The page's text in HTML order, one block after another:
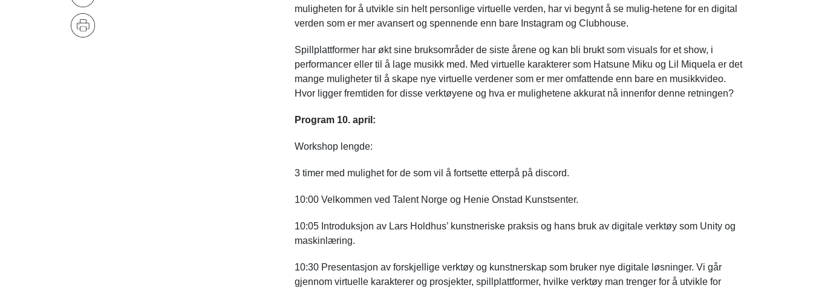
muligheten for å utvikle sin helt personlige virtuelle verden, har vi begynt å se mulig-hetene for en digital
verden som er mer avansert og spennende enn bare Instagram og Clubhouse.
Spillplattformer har økt sine bruksområder de siste årene og kan bli brukt som visuals for et show, i
performancer eller til å lage musikk med. Med virtuelle karakterer som Hatsune Miku og Lil Miquela er det
mange muligheter til å skape nye virtuelle verdener som er mer omfattende enn bare en musikkvideo.
Hvor ligger fremtiden for disse verktøyene og hva er mulighetene akkurat nå innenfor denne retningen?
Program 10. april:
Workshop lengde:
3 timer med mulighet for de som vil å fortsette etterpå på discord.
10:00 Velkommen ved Talent Norge og Henie Onstad Kunstsenter.
10:05 Introduksjon av Lars Holdhus’ kunstneriske praksis og hans bruk av digitale verktøy som Unity og
maskinlæring.
10:30 Presentasjon av forskjellige verktøy og kunstnerskap som bruker nye digitale løsninger. Vi går
gjennom virtuelle karakterer og prosjekter, spillplattformer, hvilke verktøy man trenger for å utvikle for